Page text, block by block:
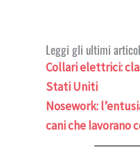
Leggi gli ultimi
Collari elettrici:
Stati Uniti
Nosework:
cani che lavorano